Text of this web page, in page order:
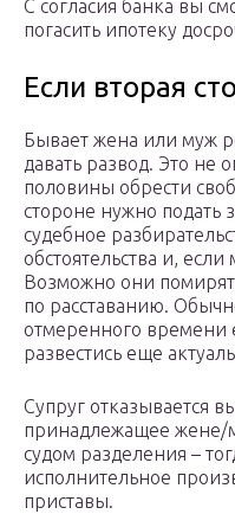
С согласия банка вы
погасить ипотеку
Если вторая
Бывает жена или муж
давать развод. Это не
половины обрести
стороне нужно подать
судебное
обстоятельства и,
Возможно они
по расставанию.
отмеренного времени
развестись еще
Супруг отказывается
принадлежащее жене/
судом разделения –
исполнительное
приставы.